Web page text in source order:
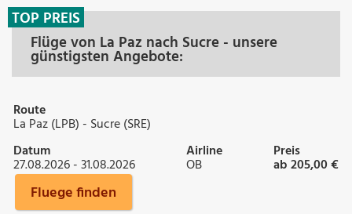
Flüge von La Paz nach Sucre - unsere
günstigsten Angebote:
TOP PREIS
Route
La Paz (LPB) - Sucre (SRE)
Datum
27.08.2026 - 31.08.2026
Airline
OB
Preis
ab 205,00 €
Fluege finden